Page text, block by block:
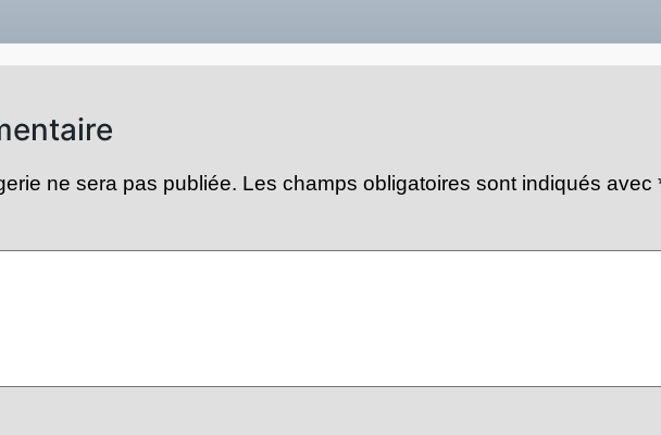
ne sera pas publiée. Les champs obligatoires sont indiqués avec